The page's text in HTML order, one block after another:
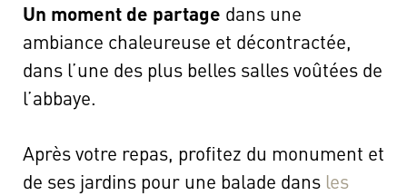
Un moment de partage dans une
ambiance chaleureuse et décontractée,
dans l’une des plus belles salles voûtées de
l’abbaye.
Après votre repas, profitez du monument et
de ses jardins pour une balade dans les